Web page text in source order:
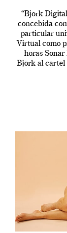
“Bjork
concebida
particular
Virtual como
horas
Björk al cartel
en una